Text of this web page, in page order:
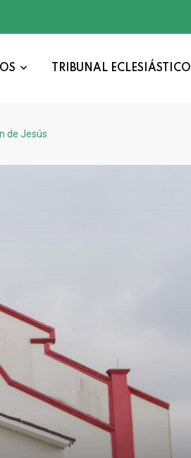
TRIBUNAL ECLESIÁSTICO
de Jesús